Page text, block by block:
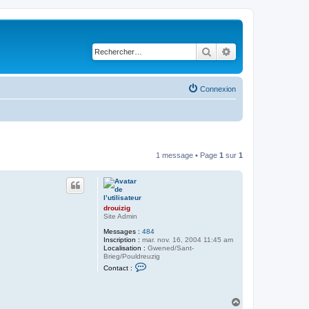
Rechercher
Connexion
1 message • Page 1 sur 1
drouizig
Site Admin
Messages : 484
Inscription : mar. nov. 16, 2004 11:45 am
Localisation : Gwened/Sant-
Brieg/Pouldreuzig
Contact :